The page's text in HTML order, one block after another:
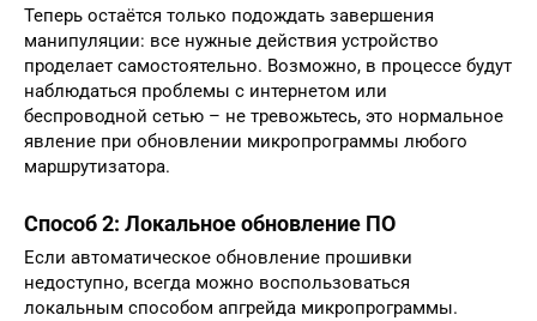
Теперь остаётся только подождать завершения
манипуляции: все нужные действия устройство
проделает самостоятельно. Возможно, в процессе будут
наблюдаться проблемы с интернетом или
беспроводной сетью – не тревожьтесь, это нормальное
явление при обновлении микропрограммы любого
маршрутизатора.
Способ 2: Локальное обновление ПО
Если автоматическое обновление прошивки
недоступно, всегда можно воспользоваться
локальным способом апгрейда микропрограммы.